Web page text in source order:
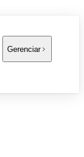
Gerenciar